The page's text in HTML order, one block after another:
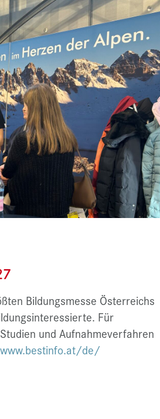
Bildungsmesse Österreichs
Für
und Aufnahmeverfahren
de/